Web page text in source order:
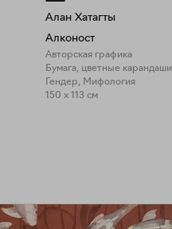
Алан Хатагты
Алконост
Авторская графика
Бумага, цветные карандаши
Гендер, Мифология
150 x 113 см